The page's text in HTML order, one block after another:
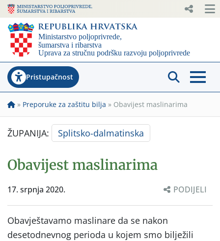
Pristupačnost
» Preporuke za zaštitu bilja » Obavijest maslinarima
ŽUPANIJA: Splitsko-dalmatinska
Obavijest maslinarima
17. srpnja 2020. PODIJELI
Obavještavamo maslinare da se nakon
desetodnevnog perioda u kojem smo bilježili